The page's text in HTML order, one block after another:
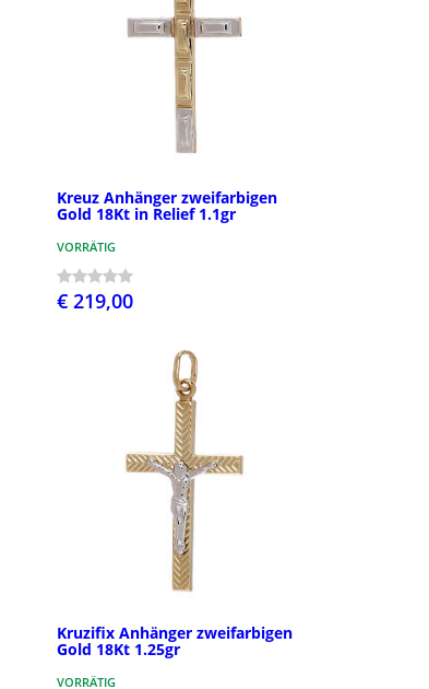
Kreuz Anhänger zweifarbigen
Gold 18Kt in Relief 1.1gr
VORRÄTIG
€ 219,00
Kruzifix Anhänger zweifarbigen
Gold 18Kt 1.25gr
VORRÄTIG